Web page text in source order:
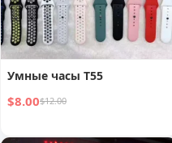
Умные часы T55
$8.00$12.00